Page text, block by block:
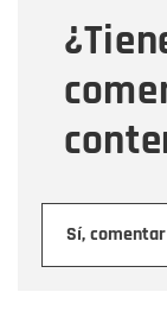
Sí,
Mensaje